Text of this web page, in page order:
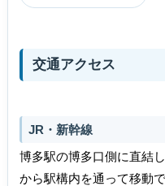
交通アクセス
JR・新幹線
博多駅の博多口側に直結
から駅構内を通って移動で